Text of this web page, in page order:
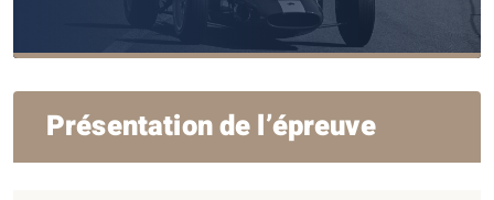
Présentation de l’épreuve